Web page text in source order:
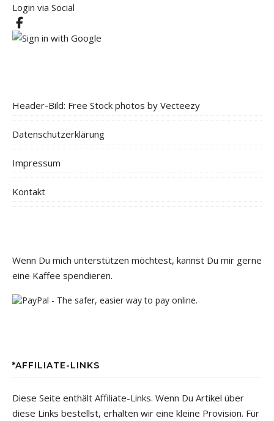
Login via Social
Header-Bild: Free Stock photos by Vecteezy
Datenschutzerklärung
Impressum
Kontakt
Wenn Du mich unterstützen möchtest, kannst Du mir gerne
eine Kaffee spendieren.
*AFFILIATE-LINKS
Diese Seite enthält Affiliate-Links. Wenn Du Artikel über
diese Links bestellst, erhalten wir eine kleine Provision. Für